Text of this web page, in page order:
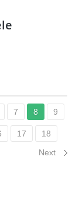
7 8 9
17
18
Next